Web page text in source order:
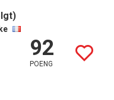
92
POENG